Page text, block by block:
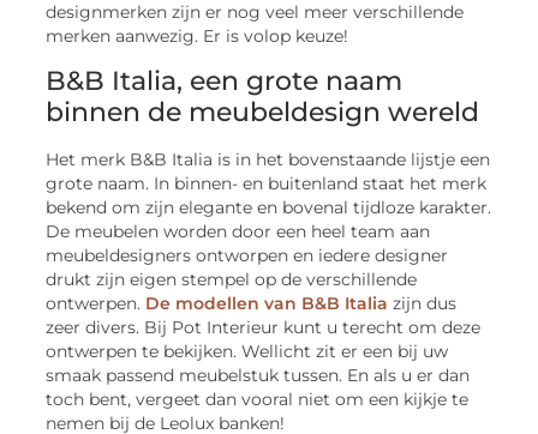
designmerken zijn er nog veel meer verschillende
merken aanwezig. Er is volop keuze!
B&B Italia, een grote naam
binnen de meubeldesign wereld
Het merk B&B Italia is in het bovenstaande lijstje een
grote naam. In binnen- en buitenland staat het merk
bekend om zijn elegante en bovenal tijdloze karakter.
De meubelen worden door een heel team aan
meubeldesigners ontworpen en iedere designer
drukt zijn eigen stempel op de verschillende
ontwerpen. De modellen van B&B Italia zijn dus
zeer divers. Bij Pot Interieur kunt u terecht om deze
ontwerpen te bekijken. Wellicht zit er een bij uw
smaak passend meubelstuk tussen. En als u er dan
toch bent, vergeet dan vooral niet om een kijkje te
nemen bij de Leolux banken!